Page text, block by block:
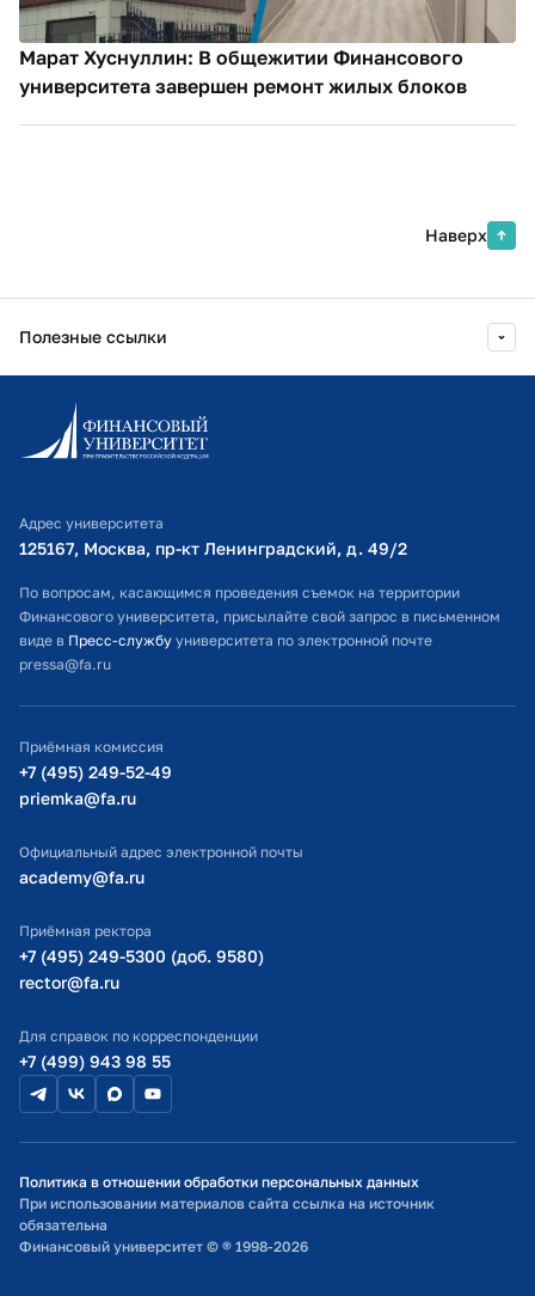
Марат Хуснуллин: В общежитии Финансового
университета завершен ремонт жилых блоков
Наверх
Полезные ссылки
Информационно-образовательный портал
Личный кабинет поступающего
Оплата обучения
Расписание занятий
Студенческий офис
Официальный адрес электронной почты
Министерство просвещения РФ
Министерство науки и высшего образования РФ
Адрес университета
125167, Москва, пр-кт Ленинградский, д. 49/2​
По вопросам, касающимся проведения съемок на территории
Финансового университета, присылайте свой запрос в письменном
виде в Пресс-службу университета по электронной почте
pressa@fa.ru
Приёмная комиссия
+7 (495) 249-52-49
priemka@fa.ru
Официальный адрес электронной почты
academy@fa.ru
Приёмная ректора
+7 (495) 249-5300 (доб. 9580)
rector@fa.ru
Для справок по корреспонденции
+7 (499) 943 98 55
Политика в отношении обработки персональных данных
При использовании материалов сайта ссылка на источник
обязательна
Финансовый университет © ® 1998-2026